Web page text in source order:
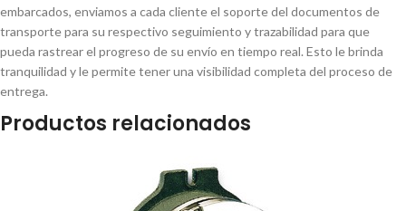
embarcados, enviamos a cada cliente el soporte del documentos de
transporte para su respectivo seguimiento y trazabilidad para que
pueda rastrear el progreso de su envío en tiempo real. Esto le brinda
tranquilidad y le permite tener una visibilidad completa del proceso de
entrega.
Productos relacionados